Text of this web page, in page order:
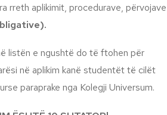
rreth aplikimit, procedurave, përvojave
listën e ngushtë do të ftohen për
në aplikim kanë studentët të cilët
paraprake nga Kolegji Universum.